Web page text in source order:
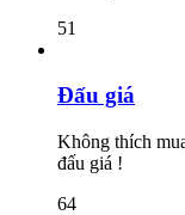
51
Đấu giá
Không thích
đấu giá !
64